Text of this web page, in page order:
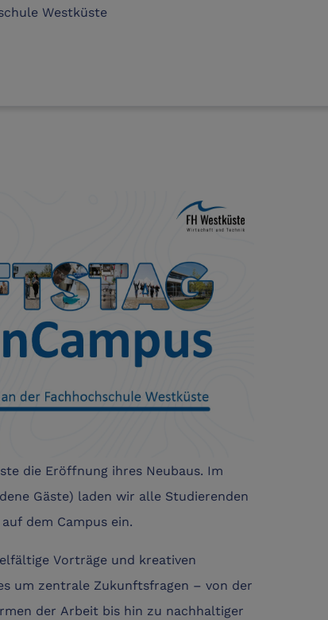
Westküste
die Eröffnung ihres Neubaus. Im
Gäste) laden wir alle Studierenden
dem Campus ein.
Vorträge und kreativen
um zentrale Zukunftsfragen – von der
der Arbeit bis hin zu nachhaltiger